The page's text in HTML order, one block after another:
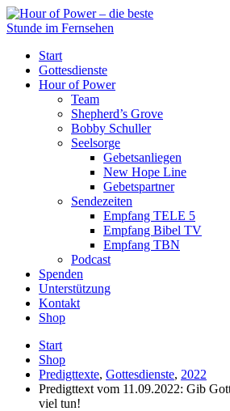
Start
Gottesdienste
Hour of Power
Team
Shepherd’s Grove
Bobby Schuller
Seelsorge
Gebetsanliegen
New Hope Line
Gebetspartner
Sendezeiten
Empfang TELE 5
Empfang Bibel TV
Empfang TBN
Podcast
Spenden
Unterstützung
Kontakt
Shop
Start
Shop
Predigttexte, Gottesdienste, 2022
Predigttext vom 11.09.2022: Gib
viel tun!